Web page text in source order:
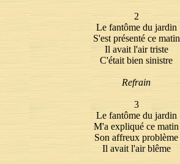
2
Le fantôme du jardin
S'est présenté ce matin
Il avait l'air triste
C'était bien sinistre
Refrain
3
Le fantôme du jardin
M'a expliqué ce matin
Son affreux problème
Il avait l'air blême